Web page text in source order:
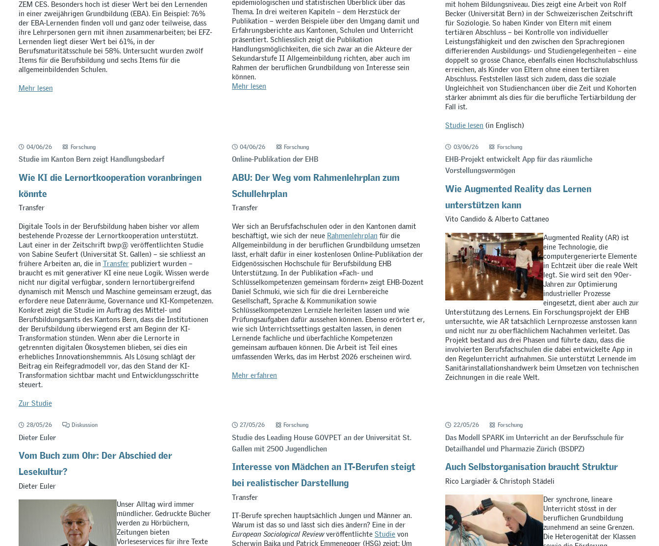
ZEM CES. Besonders hoch ist dieser Wert bei den Lernenden
in einer zweijährigen Grundbildung (EBA). Ein Beispiel: 76%
der EBA-Lernenden finden voll und ganz oder teilweise, dass
ihre Lehrpersonen gern mit ihnen zusammenarbeiten; bei EFZ-
Lernenden liegt dieser Wert bei 61%, in der
Berufsmaturitätsschule bei 58%. Untersucht wurden zwölf
Items für die Berufsbildung und sechs Items für die
allgemeinbildenden Schulen.
Mehr lesen
epidemiologischen und statistischen Überblick über das
Thema. In drei weiteren Kapiteln – dem Herzstück der
Publikation – werden Beispiele über den Umgang damit und
Erfahrungsberichte aus Kantonen, Schulen und Unterricht
präsentiert. Schliesslich zeigt die Publikation
Handlungsmöglichkeiten, die sich zwar an die Akteure der
Sekundarstufe II Allgemeinbildung richten, aber auch im
Rahmen der beruflichen Grundbildung von Interesse sein
können.
Mehr lesen
mit hohem Bildungsniveau. Dies zeigt eine Arbeit von Rolf
Becker (Universität Bern) in der Schweizerischen Zeitschrift
für Soziologie. So haben Kinder von Eltern mit einem
tertiären Abschluss – bei Kontrolle von individueller
Leistungsfähigkeit und den zwischen den Sprachregionen
differierenden Ausbildungs- und Studiengelegenheiten – eine
doppelt so grosse Chance, ebenfalls einen Hochschulabschluss
erreichen, als Kinder von Eltern ohne einen tertiären
Abschluss. Feststellen lässt sich zudem, dass die soziale
Ungleichheit von Studienchancen über die Zeit und Kohorten
stärker abnimmt als dies für die berufliche Tertiärbildung der
Fall ist.
Studie lesen (in Englisch)
04/06/26 Forschung
Studie im Kanton Bern zeigt Handlungsbedarf
Wie KI die Lernortkooperation voranbringen
könnte
Transfer
Digitale Tools in der Berufsbildung haben bisher vor allem
bestehende Prozesse der Lernortkooperation unterstützt.
Laut einer in der Zeitschrift bwp@ veröffentlichten Studie
von Sabine Seufert (Universität St. Gallen) – sie schliesst an
frühere Arbeiten an, die in Transferpubliziert wurden –
braucht es mit generativer KI eine neue Logik. Wissen werde
nicht nur digital verfügbar, sondern lernortübergreifend
dynamisch mit Mensch und Maschine gemeinsam erzeugt, das
erfordere neue Datenräume, Governance und KI-Kompetenzen.
Konkret zeigt die Studie im Auftrag des Mittel- und
Berufsbildungsamts des Kantons Bern, dass die Institutionen
der Berufsbildung überwiegend erst am Beginn der KI-
Transformation stünden. Wenn aber die Lernorte in
getrennten digitalen Ökosystemen blieben, sei dies ein
erhebliches Innovationshemmnis. Als Lösung schlägt der
Beitrag ein Reifegradmodell vor, das den Stand der KI-
Transformation sichtbar macht und Entwicklungsschritte
steuert.
Zur Studie
04/06/26 Forschung
Online-Publikation der EHB
ABU: Der Weg vom Rahmenlehrplan zum
Schullehrplan
Transfer
Wer sich an Berufsfachschulen oder in den Kantonen damit
beschäftigt, wie sich der neue Rahmenlehrplan für die
Allgemeinbildung in der beruflichen Grundbildung umsetzen
lässt, erhält dafür in einer kostenlosen Online-Publikation der
Eidgenössischen Hochschule für Berufsbildung EHB
Unterstützung. In der Publikation «Fach- und
Schlüsselkompetenzen gemeinsam fördern»zeigt EHB-Dozent
Daniel Schmuki, wie sich für die drei Lernbereiche
Gesellschaft, Sprache & Kommunikation sowie
Schlüsselkompetenzen Lernziele herleiten lassen und wie
Prüfungsaufgaben dafür aussehen können. Ebenso erörtert er,
wie sich Unterrichtssettings gestalten lassen, in denen
Lernende fachliche und überfachliche Kompetenzen
gemeinsam aufbauen können. Die Arbeit ist Teil eines
umfassenden Werks, das im Herbst 2026 erscheinen wird.
Mehr erfahren
03/06/26 Forschung
EHB-Projekt entwickelt App für das räumliche
Vorstellungsvermögen
Wie Augmented Reality das Lernen
unterstützen kann
Vito Candido & Alberto Cattaneo
Augmented Reality (AR) ist
eine Technologie, die
computergenerierte Elemente
in Echtzeit über die reale Welt
legt. Sie wird seit den 90er-
Jahren zur Optimierung
industrieller Prozesse
eingesetzt, dient aber auch zur
Unterstützung des Lernens. Ein Forschungsprojekt der EHB
untersuchte, wie AR tatsächlich Lernprozesse anstossen kann
und nicht nur zu oberflächlichem Nachahmen verleitet. Das
Projekt bestand aus drei Phasen und führte dazu, dass die
involvierten Berufsfachschulen die dabei entwickelte App in
den Regelunterricht aufnahmen. Sie unterstützt Lernende im
Sanitärinstallationshandwerk beim Umsetzen von technischen
Zeichnungen in die reale Welt.
28/05/26 Diskussion
Dieter Euler
Vom Buch zum Ohr: Der Abschied der
Lesekultur?
Dieter Euler
Unser Alltag wird immer
mündlicher. Gedruckte Bücher
werden zu Hörbüchern,
Zeitungen bieten
Vorleseservices für ihre Texte
27/05/26 Forschung
Studie des Leading House GOVPET an der Universität St.
Gallen mit 2500 Jugendlichen
Interesse von Mädchen an IT-Berufen steigt
bei realistischer Darstellung
Transfer
IT-Berufe sprechen hauptsächlich Jungen und Männer an.
Warum ist das so und lässt sich dies ändern? Eine in der
European Sociological Reviewveröffentlichte Studievon
Scherwin Bajka und Patrick Emmenegger (HSG) zeigt: Um
22/05/26 Forschung
Das Modell SPARK im Unterricht an der Berufsschule für
Detailhandel und Pharmazie Zürich (BSDPZ)
Auch Selbstorganisation braucht Struktur
Rico Largiadèr & Christoph Städeli
Der synchrone, lineare
Unterricht stösst in der
beruflichen Grundbildung
zunehmend an seine Grenzen.
Die Heterogenität der Klassen